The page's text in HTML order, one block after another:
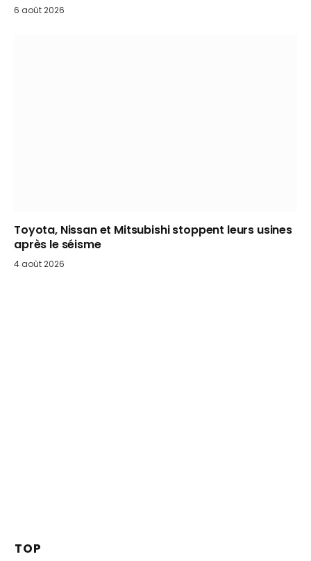
6 août 2026
Toyota, Nissan et Mitsubishi stoppent leurs usines
après le séisme
4 août 2026
TOP